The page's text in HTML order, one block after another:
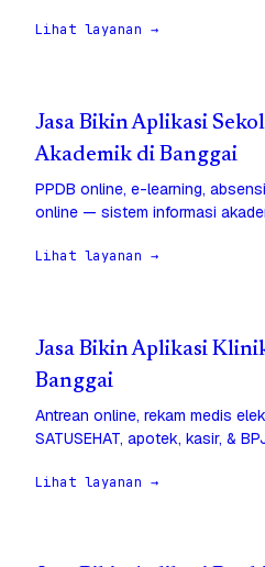
Lihat layanan →
Jasa Bikin Aplikasi
Akademik di Banggai
PPDB online, e-learning,
online — sistem informasi
Lihat layanan →
Jasa Bikin Aplikasi
Banggai
Antrean online, rekam medis
SATUSEHAT, apotek, kasir, &
Lihat layanan →